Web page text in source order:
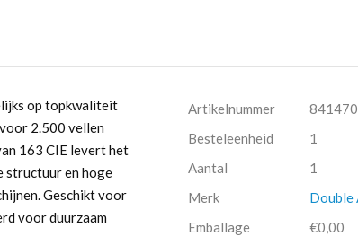
op topkwaliteit
2.500 vellen
163 CIE levert het
structuur en hoge
Geschikt voor
voor duurzaam
Artikelnummer
841470
Besteleenheid
1
Aantal
1
Merk
Double
Emballage
€0,00